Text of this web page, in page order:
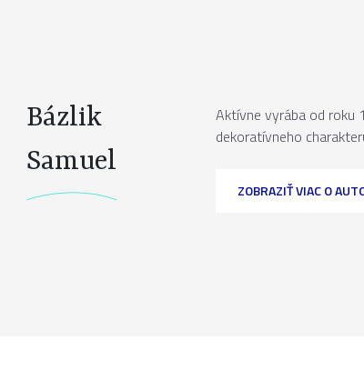
Bázlik
Samuel
Aktívne vyrába od roku
dekoratívneho
ZOBRAZIŤ VIAC O